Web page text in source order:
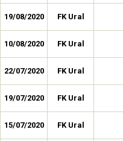
19/08/2020 FK Ural
10/08/2020 FK Ural
22/07/2020 FK Ural
19/07/2020 FK Ural
15/07/2020 FK Ural